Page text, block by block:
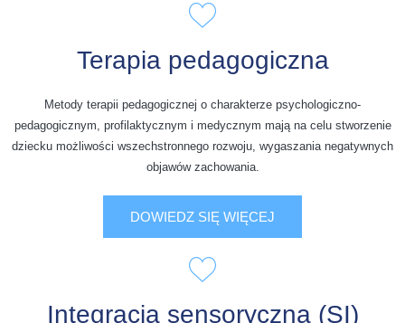
Terapia pedagogiczna
Metody terapii pedagogicznej o charakterze psychologiczno-
pedagogicznym, profilaktycznym i medycznym mają na celu stworzenie
dziecku możliwości wszechstronnego rozwoju, wygaszania negatywnych
objawów zachowania.
DOWIEDZ SIĘ WIĘCEJ
Integracja sensoryczna (SI)